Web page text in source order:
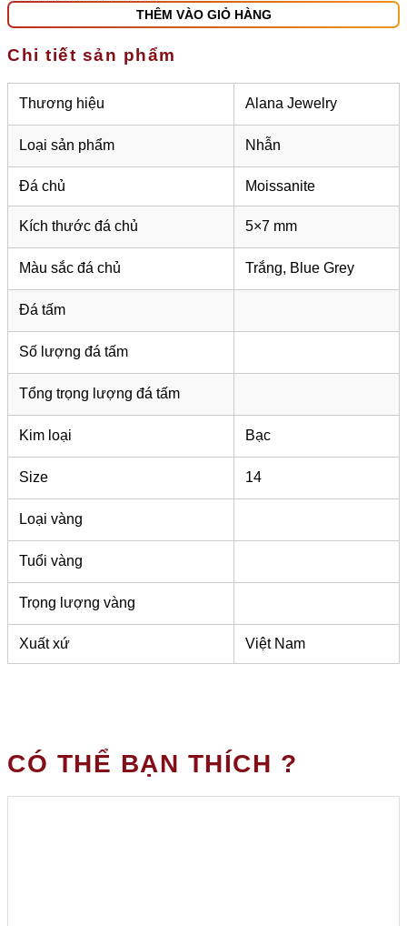
THÊM VÀO GIỎ HÀNG
Chi tiết sản phẩm
Thương hiệu Alana Jewelry
Loại sản phẩm Nhẫn
Đá chủ Moissanite
Kích thước đá chủ 5×7 mm
Màu sắc đá chủ Trắng, Blue Grey
Đá tấm
Số lượng đá tấm
Tổng trọng lượng đá tấm
Kim loại Bạc
Size 14
Loại vàng
Tuổi vàng
Trọng lượng vàng
Xuất xứ Việt Nam
CÓ THỂ BẠN THÍCH ?